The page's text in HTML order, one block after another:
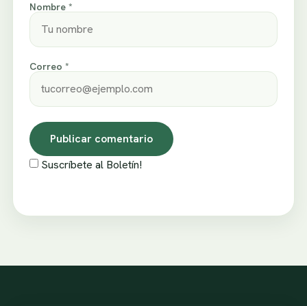
Nombre *
Correo *
Suscríbete al Boletín!